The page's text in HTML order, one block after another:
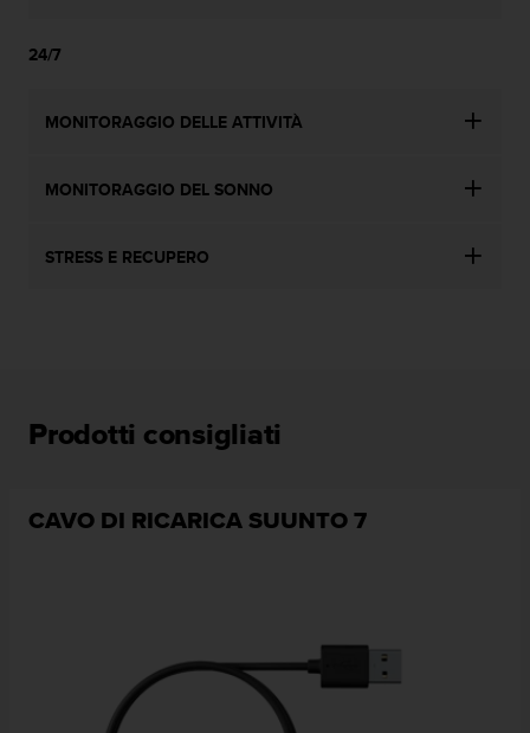
24/7
MONITORAGGIO DELLE ATTIVITÀ
MONITORAGGIO DEL SONNO
STRESS E RECUPERO
Prodotti consigliati
CAVO DI RICARICA SUUNTO 7